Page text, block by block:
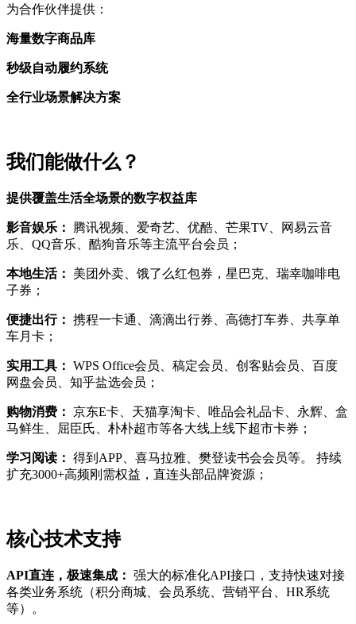
为合作伙伴提供：
海量数字商品库
秒级自动履约系统
全行业场景解决方案
我们能做什么？
提供覆盖生活全场景的数字权益库
影音娱乐： 腾讯视频、爱奇艺、优酷、芒果TV、网易云音
乐、QQ音乐、酷狗音乐等主流平台会员；
本地生活： 美团外卖、饿了么红包券，星巴克、瑞幸咖啡电
子券；
便捷出行： 携程一卡通、滴滴出行券、高德打车券、共享单
车月卡；
实用工具： WPS Office会员、稿定会员、创客贴会员、百度
网盘会员、知乎盐选会员；
购物消费： 京东E卡、天猫享淘卡、唯品会礼品卡、永辉、盒
马鲜生、屈臣氏、朴朴超市等各大线上线下超市卡券；
学习阅读： 得到APP、喜马拉雅、樊登读书会会员等。 持续
扩充3000+高频刚需权益，直连头部品牌资源；
核心技术支持
API直连，极速集成： 强大的标准化API接口，支持快速对接
各类业务系统（积分商城、会员系统、营销平台、HR系统
等）。